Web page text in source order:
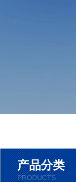
产品分类
PRODUCTS